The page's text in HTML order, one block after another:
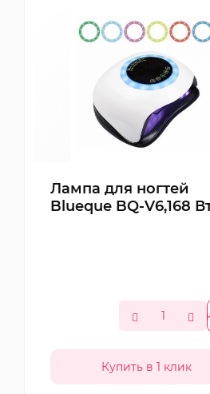
Лампа для ногтей
Blueque BQ-V6,168
В